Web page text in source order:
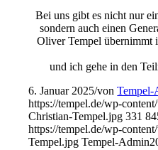
Bei uns gibt es nicht nur
sondern auch einen
Oliver Tempel übernimmt
und ich gehe in den
6. Januar 2025/vonTempel-
https://tempel.de/wp-
Christian-Tempel.jpg 331
https://tempel.de/wp-
Tempel.jpg Tempel-Admin